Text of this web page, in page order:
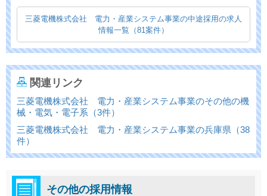
三菱電機株式会社 電力・産業システム事業の中途採用の求人
情報一覧（81案件）
関連リンク
三菱電機株式会社 電力・産業システム事業のその他の機
械・電気・電子系（3件）
三菱電機株式会社 電力・産業システム事業の兵庫県（38
件）
その他の採用情報